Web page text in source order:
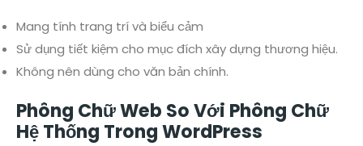
Mang tính trang trí và biểu cảm
Sử dụng tiết kiệm cho mục đích xây dựng thương hiệu.
Không nên dùng cho văn bản chính.
Phông Chữ Web So Với Phông Chữ
Hệ Thống Trong WordPress